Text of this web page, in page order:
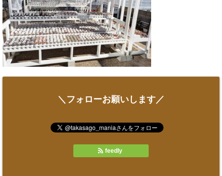
＼フォローお願いします／
feedly